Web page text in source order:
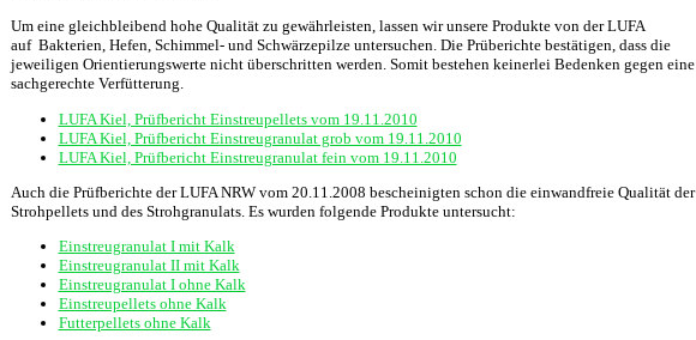
Um eine gleichbleibend hohe Qualität zu gewährleisten, lassen wir unsere Produkte von der LUFA
auf Bakterien, Hefen, Schimmel- und Schwärzepilze untersuchen. Die Prüberichte bestätigen, dass die
jeweiligen Orientierungswerte nicht überschritten werden. Somit bestehen keinerlei Bedenken gegen eine
sachgerechte Verfütterung.
LUFA Kiel, Prüfbericht Einstreupellets vom 19.11.2010
LUFA Kiel, Prüfbericht Einstreugranulat grob vom 19.11.2010
LUFA Kiel, Prüfbericht Einstreugranulat fein vom 19.11.2010
Auch die Prüfberichte der LUFA NRW vom 20.11.2008 bescheinigten schon die einwandfreie Qualität der
Strohpellets und des Strohgranulats. Es wurden folgende Produkte untersucht:
Einstreugranulat I mit Kalk
Einstreugranulat II mit Kalk
Einstreugranulat I ohne Kalk
Einstreupellets ohne Kalk
Futterpellets ohne Kalk